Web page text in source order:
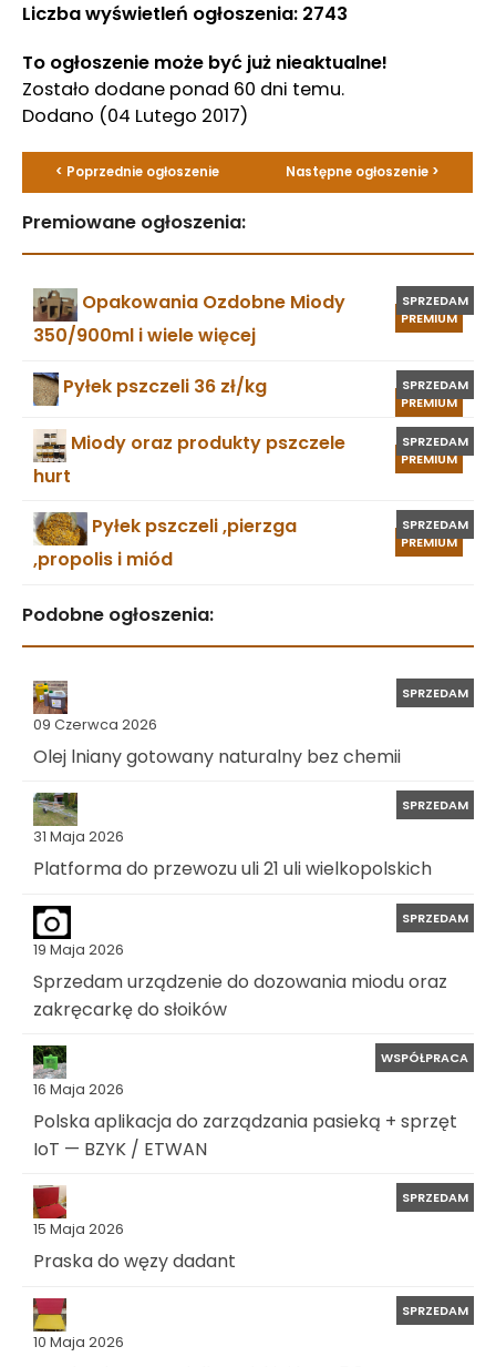
Liczba wyświetleń ogłoszenia: 2743
To ogłoszenie może być już nieaktualne!
Zostało dodane ponad 60 dni temu.
Dodano (04 Lutego 2017)
< Poprzednie ogłoszenie Następne ogłoszenie >
Premiowane ogłoszenia:
PREMIUM
SPRZEDAM
Opakowania Ozdobne Miody
350/900ml i wiele więcej
PREMIUM
SPRZEDAM
Pyłek pszczeli 36 zł/kg
PREMIUM
SPRZEDAM
Miody oraz produkty pszczele
hurt
PREMIUM
SPRZEDAM
Pyłek pszczeli ,pierzga
,propolis i miód
Podobne ogłoszenia:
09 Czerwca 2026
SPRZEDAM
Olej lniany gotowany naturalny bez chemii
31 Maja 2026
SPRZEDAM
Platforma do przewozu uli 21 uli wielkopolskich
19 Maja 2026
SPRZEDAM
Sprzedam urządzenie do dozowania miodu oraz
zakręcarkę do słoików
16 Maja 2026
WSPÓŁPRACA
Polska aplikacja do zarządzania pasieką + sprzęt
IoT — BZYK / ETWAN
15 Maja 2026
SPRZEDAM
Praska do węzy dadant
10 Maja 2026
SPRZEDAM